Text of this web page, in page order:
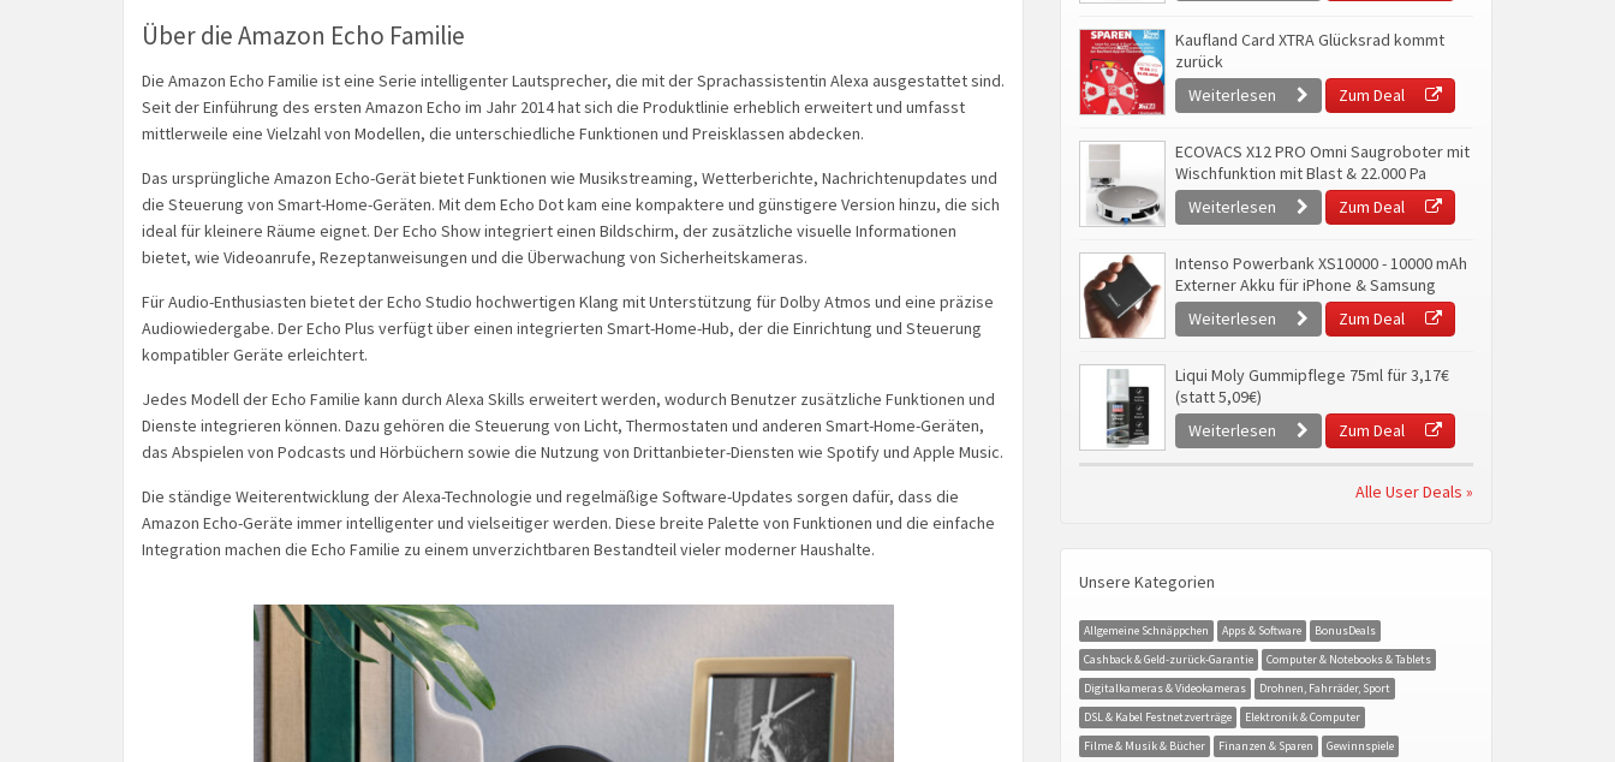
Über die Amazon Echo Familie
Die Amazon Echo Familie ist eine Serie intelligenter Lautsprecher, die mit der Sprachassistentin Alexa ausgestattet sind.
Seit der Einführung des ersten Amazon Echo im Jahr 2014 hat sich die Produktlinie erheblich erweitert und umfasst
mittlerweile eine Vielzahl von Modellen, die unterschiedliche Funktionen und Preisklassen abdecken.
Das ursprüngliche Amazon Echo-Gerät bietet Funktionen wie Musikstreaming, Wetterberichte, Nachrichtenupdates und
die Steuerung von Smart-Home-Geräten. Mit dem Echo Dot kam eine kompaktere und günstigere Version hinzu, die sich
ideal für kleinere Räume eignet. Der Echo Show integriert einen Bildschirm, der zusätzliche visuelle Informationen
bietet, wie Videoanrufe, Rezeptanweisungen und die Überwachung von Sicherheitskameras.
Für Audio-Enthusiasten bietet der Echo Studio hochwertigen Klang mit Unterstützung für Dolby Atmos und eine präzise
Audiowiedergabe. Der Echo Plus verfügt über einen integrierten Smart-Home-Hub, der die Einrichtung und Steuerung
kompatibler Geräte erleichtert.
Jedes Modell der Echo Familie kann durch Alexa Skills erweitert werden, wodurch Benutzer zusätzliche Funktionen und
Dienste integrieren können. Dazu gehören die Steuerung von Licht, Thermostaten und anderen Smart-Home-Geräten,
das Abspielen von Podcasts und Hörbüchern sowie die Nutzung von Drittanbieter-Diensten wie Spotify und Apple Music.
Die ständige Weiterentwicklung der Alexa-Technologie und regelmäßige Software-Updates sorgen dafür, dass die
Amazon Echo-Geräte immer intelligenter und vielseitiger werden. Diese breite Palette von Funktionen und die einfache
Integration machen die Echo Familie zu einem unverzichtbaren Bestandteil vieler moderner Haushalte.
Kaufland Card XTRA Glücksrad kommt
zurück
Weiterlesen
Zum Deal
ECOVACS X12 PRO Omni Saugroboter mit
Wischfunktion mit Blast & 22.000 Pa
Weiterlesen
Zum Deal
Intenso Powerbank XS10000 - 10000 mAh
Externer Akku für iPhone & Samsung
Weiterlesen
Zum Deal
Liqui Moly Gummipflege 75ml für 3,17€
(statt 5,09€)
Weiterlesen
Zum Deal
Alle User Deals »
Unsere Kategorien
Allgemeine Schnäppchen Apps & Software
BonusDeals
Cashback & Geld-zurück-Garantie
Computer & Notebooks & Tablets
Digitalkameras & Videokameras
Drohnen, Fahrräder, Sport
DSL & Kabel Festnetzverträge
Elektronik & Computer
Filme & Musik & Bücher
Finanzen & Sparen
Gewinnspiele